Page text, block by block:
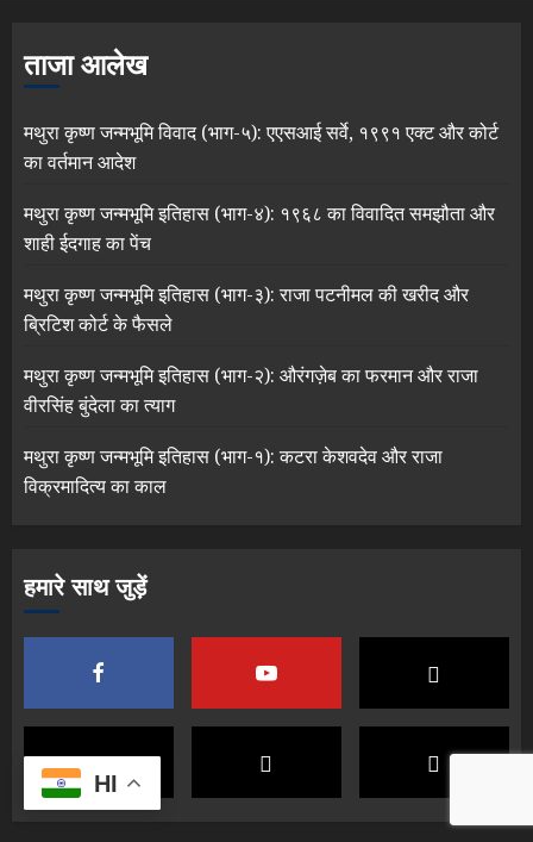
ताजा आलेख
मथुरा कृष्ण जन्मभूमि विवाद (भाग-५): एएसआई सर्वे, १९९१ एक्ट और कोर्ट
का वर्तमान आदेश
मथुरा कृष्ण जन्मभूमि इतिहास (भाग-४): १९६८ का विवादित समझौता और
शाही ईदगाह का पेंच
मथुरा कृष्ण जन्मभूमि इतिहास (भाग-३): राजा पटनीमल की खरीद और
ब्रिटिश कोर्ट के फैसले
मथुरा कृष्ण जन्मभूमि इतिहास (भाग-२): औरंगज़ेब का फरमान और राजा
वीरसिंह बुंदेला का त्याग
मथुरा कृष्ण जन्मभूमि इतिहास (भाग-१): कटरा केशवदेव और राजा
विक्रमादित्य का काल
हमारे साथ जुड़ें
HI